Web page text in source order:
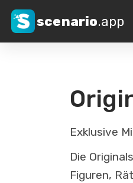
scenario.app
Exklusive
Die
Figuren,